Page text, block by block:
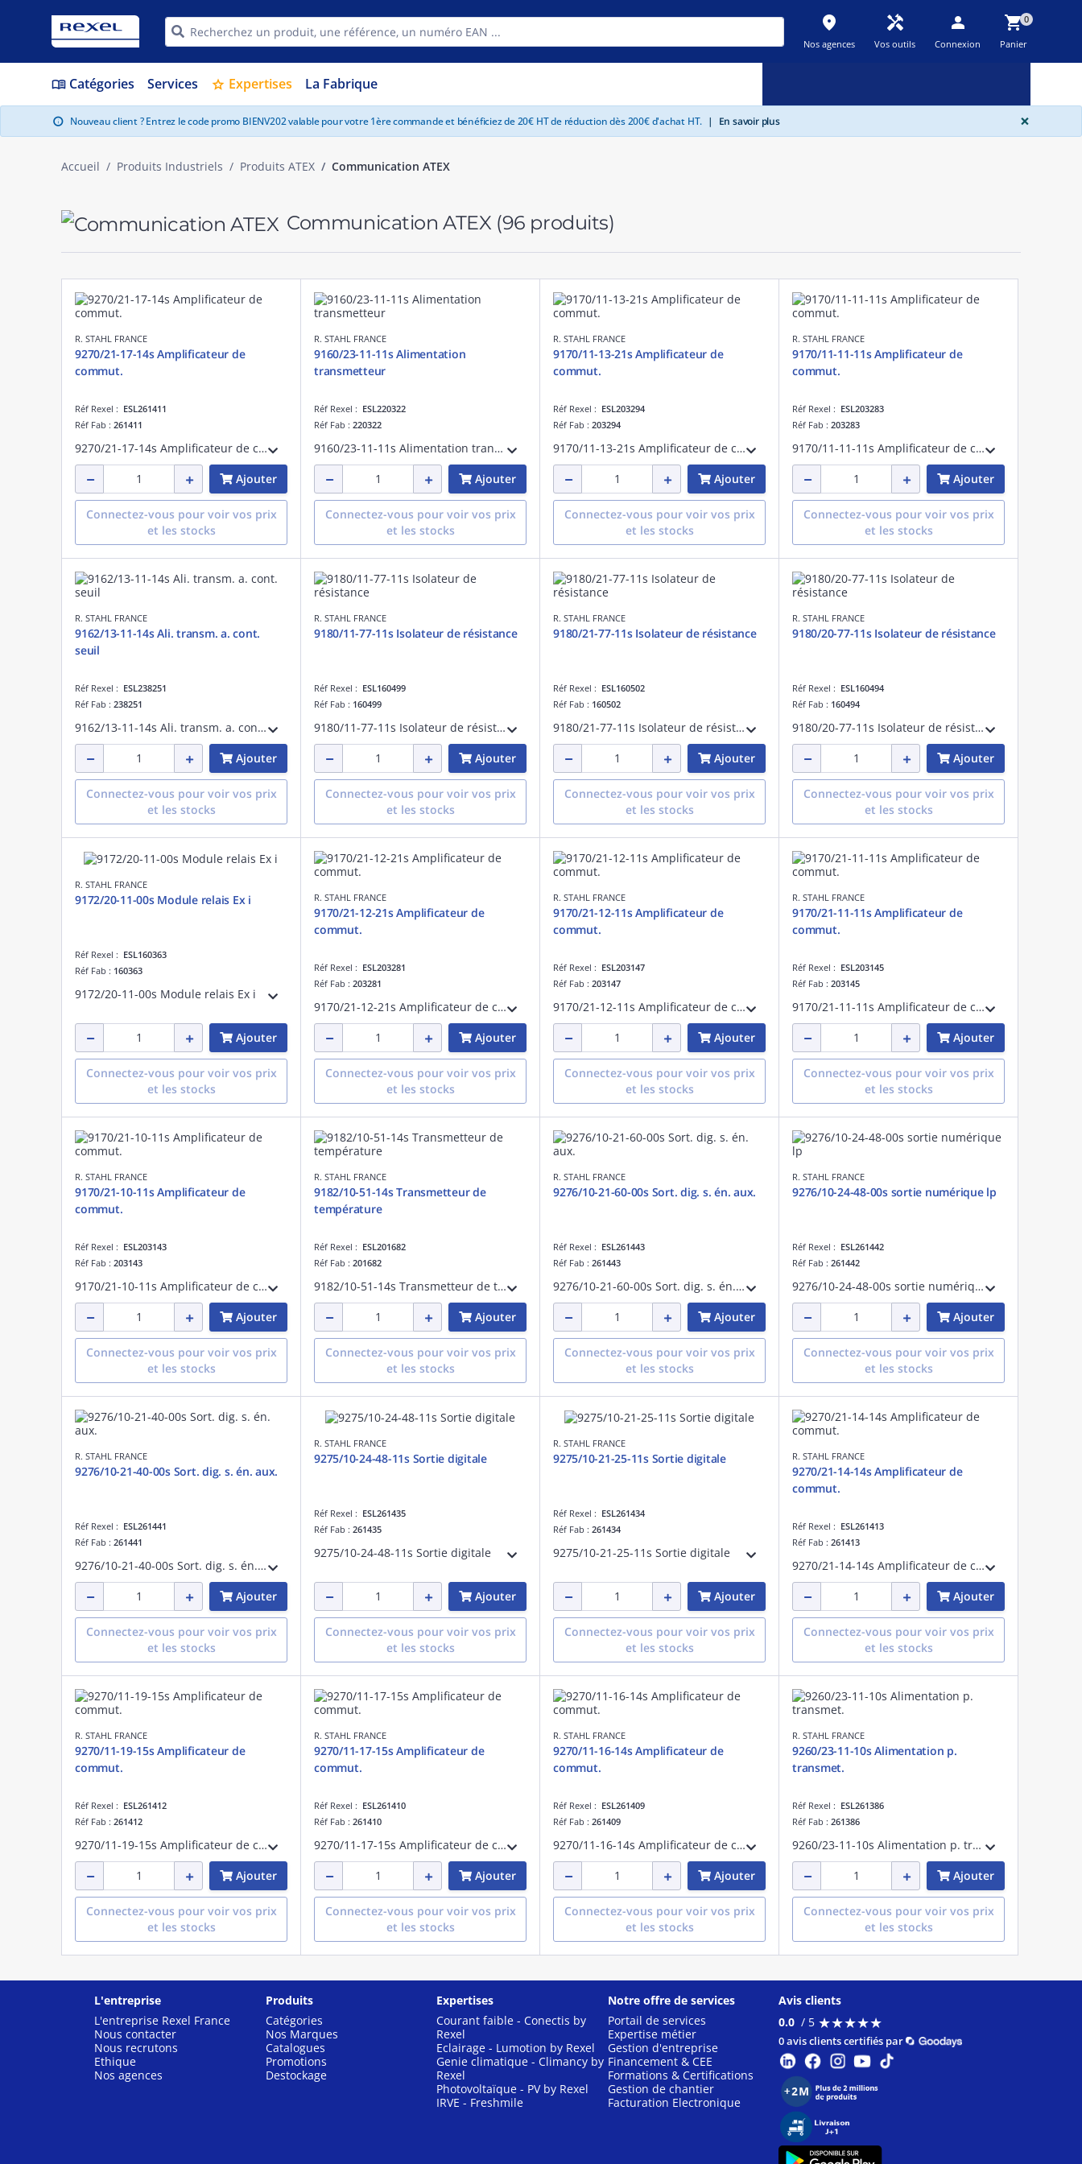
place
Nos agences
handyman
Vos outils
person
Connexion
shopping_cart0
Panier
menu_book Catégories Services star Expertises La Fabrique
info Nouveau client ? Entrez le code promo BIENV202 valable pour votre 1ère commande et bénéficiez de 20€ HT de réduction dès 200€ d'achat HT. | En savoir plus ×
Accueil Produits Industriels Produits ATEX Communication ATEX
Communication ATEX (96 produits)
R. STAHL FRANCE
9270/21-17-14s Amplificateur de
commut.
Réf Rexel : ESL261411
Réf Fab : 261411
9270/21-17-14s Amplificateur de commut.
Ajouter
Connectez-vous pour voir vos prix
et les stocks
R. STAHL FRANCE
9160/23-11-11s Alimentation
transmetteur
Réf Rexel : ESL220322
Réf Fab : 220322
9160/23-11-11s Alimentation transmetteur
Ajouter
Connectez-vous pour voir vos prix
et les stocks
R. STAHL FRANCE
9170/11-13-21s Amplificateur de
commut.
Réf Rexel : ESL203294
Réf Fab : 203294
9170/11-13-21s Amplificateur de commut.
Ajouter
Connectez-vous pour voir vos prix
et les stocks
R. STAHL FRANCE
9170/11-11-11s Amplificateur de
commut.
Réf Rexel : ESL203283
Réf Fab : 203283
9170/11-11-11s Amplificateur de commut.
Ajouter
Connectez-vous pour voir vos prix
et les stocks
R. STAHL FRANCE
9162/13-11-14s Ali. transm. a. cont.
seuil
Réf Rexel : ESL238251
Réf Fab : 238251
9162/13-11-14s Ali. transm. a. cont. seuil
Ajouter
Connectez-vous pour voir vos prix
et les stocks
R. STAHL FRANCE
9180/11-77-11s Isolateur de résistance
Réf Rexel : ESL160499
Réf Fab : 160499
9180/11-77-11s Isolateur de résistance
Ajouter
Connectez-vous pour voir vos prix
et les stocks
R. STAHL FRANCE
9180/21-77-11s Isolateur de résistance
Réf Rexel : ESL160502
Réf Fab : 160502
9180/21-77-11s Isolateur de résistance
Ajouter
Connectez-vous pour voir vos prix
et les stocks
R. STAHL FRANCE
9180/20-77-11s Isolateur de résistance
Réf Rexel : ESL160494
Réf Fab : 160494
9180/20-77-11s Isolateur de résistance
Ajouter
Connectez-vous pour voir vos prix
et les stocks
R. STAHL FRANCE
9172/20-11-00s Module relais Ex i
Réf Rexel : ESL160363
Réf Fab : 160363
9172/20-11-00s Module relais Ex i
Ajouter
Connectez-vous pour voir vos prix
et les stocks
R. STAHL FRANCE
9170/21-12-21s Amplificateur de
commut.
Réf Rexel : ESL203281
Réf Fab : 203281
9170/21-12-21s Amplificateur de commut.
Ajouter
Connectez-vous pour voir vos prix
et les stocks
R. STAHL FRANCE
9170/21-12-11s Amplificateur de
commut.
Réf Rexel : ESL203147
Réf Fab : 203147
9170/21-12-11s Amplificateur de commut.
Ajouter
Connectez-vous pour voir vos prix
et les stocks
R. STAHL FRANCE
9170/21-11-11s Amplificateur de
commut.
Réf Rexel : ESL203145
Réf Fab : 203145
9170/21-11-11s Amplificateur de commut.
Ajouter
Connectez-vous pour voir vos prix
et les stocks
R. STAHL FRANCE
9170/21-10-11s Amplificateur de
commut.
Réf Rexel : ESL203143
Réf Fab : 203143
9170/21-10-11s Amplificateur de commut.
Ajouter
Connectez-vous pour voir vos prix
et les stocks
R. STAHL FRANCE
9182/10-51-14s Transmetteur de
température
Réf Rexel : ESL201682
Réf Fab : 201682
9182/10-51-14s Transmetteur de température
Ajouter
Connectez-vous pour voir vos prix
et les stocks
R. STAHL FRANCE
9276/10-21-60-00s Sort. dig. s. én. aux.
Réf Rexel : ESL261443
Réf Fab : 261443
9276/10-21-60-00s Sort. dig. s. én. aux.
Ajouter
Connectez-vous pour voir vos prix
et les stocks
R. STAHL FRANCE
9276/10-24-48-00s sortie numérique lp
Réf Rexel : ESL261442
Réf Fab : 261442
9276/10-24-48-00s sortie numérique lp
Ajouter
Connectez-vous pour voir vos prix
et les stocks
R. STAHL FRANCE
9276/10-21-40-00s Sort. dig. s. én. aux.
Réf Rexel : ESL261441
Réf Fab : 261441
9276/10-21-40-00s Sort. dig. s. én. aux.
Ajouter
Connectez-vous pour voir vos prix
et les stocks
R. STAHL FRANCE
9275/10-24-48-11s Sortie digitale
Réf Rexel : ESL261435
Réf Fab : 261435
9275/10-24-48-11s Sortie digitale
Ajouter
Connectez-vous pour voir vos prix
et les stocks
R. STAHL FRANCE
9275/10-21-25-11s Sortie digitale
Réf Rexel : ESL261434
Réf Fab : 261434
9275/10-21-25-11s Sortie digitale
Ajouter
Connectez-vous pour voir vos prix
et les stocks
R. STAHL FRANCE
9270/21-14-14s Amplificateur de
commut.
Réf Rexel : ESL261413
Réf Fab : 261413
9270/21-14-14s Amplificateur de commut.
Ajouter
Connectez-vous pour voir vos prix
et les stocks
R. STAHL FRANCE
9270/11-19-15s Amplificateur de
commut.
Réf Rexel : ESL261412
Réf Fab : 261412
9270/11-19-15s Amplificateur de commut.
Ajouter
Connectez-vous pour voir vos prix
et les stocks
R. STAHL FRANCE
9270/11-17-15s Amplificateur de
commut.
Réf Rexel : ESL261410
Réf Fab : 261410
9270/11-17-15s Amplificateur de commut.
Ajouter
Connectez-vous pour voir vos prix
et les stocks
R. STAHL FRANCE
9270/11-16-14s Amplificateur de
commut.
Réf Rexel : ESL261409
Réf Fab : 261409
9270/11-16-14s Amplificateur de commut.
Ajouter
Connectez-vous pour voir vos prix
et les stocks
R. STAHL FRANCE
9260/23-11-10s Alimentation p.
transmet.
Réf Rexel : ESL261386
Réf Fab : 261386
9260/23-11-10s Alimentation p. transmet.
Ajouter
Connectez-vous pour voir vos prix
et les stocks
L'entreprise
L'entreprise Rexel France
Nous contacter
Nous recrutons
Ethique
Nos agences
Produits
Catégories
Nos Marques
Catalogues
Promotions
Destockage
Expertises
Courant faible - Conectis by
Rexel
Eclairage - Lumotion by Rexel
Genie climatique - Climancy by
Rexel
Photovoltaïque - PV by Rexel
IRVE - Freshmile
Notre offre de services
Portail de services
Expertise métier
Gestion d'entreprise
Financement & CEE
Formations & Certifications
Gestion de chantier
Facturation Electronique
Avis clients
0.0 / 5 ★★★★★
★★★★★
0 avis clients certifiés par